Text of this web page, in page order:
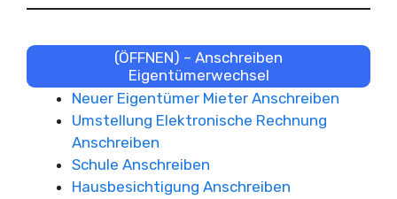
(ÖFFNEN) – Anschreiben
Eigentümerwechsel
Neuer Eigentümer Mieter Anschreiben
Umstellung Elektronische Rechnung
Anschreiben
Schule Anschreiben
Hausbesichtigung Anschreiben